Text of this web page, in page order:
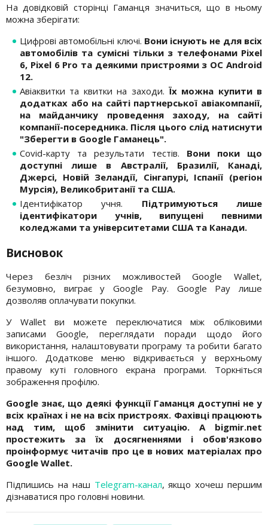
На довідковій сторінці Гаманця значиться, що в ньому
можна зберігати:
Цифрові автомобільні ключі. Вони існують не для всіх
автомобілів та сумісні тільки з телефонами Pixel
6, Pixel 6 Pro та деякими пристроями з ОС Android
12.
Авіаквитки та квитки на заходи. Їх можна купити в
додатках або на сайті партнерської авіакомпанії,
на майданчику проведення заходу, на сайті
компанії-посередника. Після цього слід натиснути
"Зберегти в Google Гаманець".
Covid-карту та результати тестів. Вони поки що
доступні лише в Австралії, Бразилії, Канаді,
Джерсі, Новій Зеландії, Сінгапурі, Іспанії (регіон
Мурсія), Великобританії та США.
Ідентифікатор учня. Підтримуються лише
ідентифікатори учнів, випущені певними
коледжами та університетами США та Канади.
Висновок
Через безліч різних можливостей Google Wallet,
безумовно, виграє у Google Pay. Google Pay лише
дозволяв оплачувати покупки.
У Wallet ви можете переключатися між обліковими
записами Google, переглядати поради щодо його
використання, налаштовувати програму та робити багато
іншого. Додаткове меню відкривається у верхньому
правому куті головного екрана програми. Торкніться
зображення профілю.
Google знає, що деякі функції Гаманця доступні не у
всіх країнах і не на всіх пристроях. Фахівці працюють
над тим, щоб змінити ситуацію. А bigmir.net
простежить за їх досягненнями і обов'язково
проінформує читачів про це в нових матеріалах про
Google Wallet.
Підпишись на наш Telegram-канал, якщо хочеш першим
дізнаватися про головні новини.